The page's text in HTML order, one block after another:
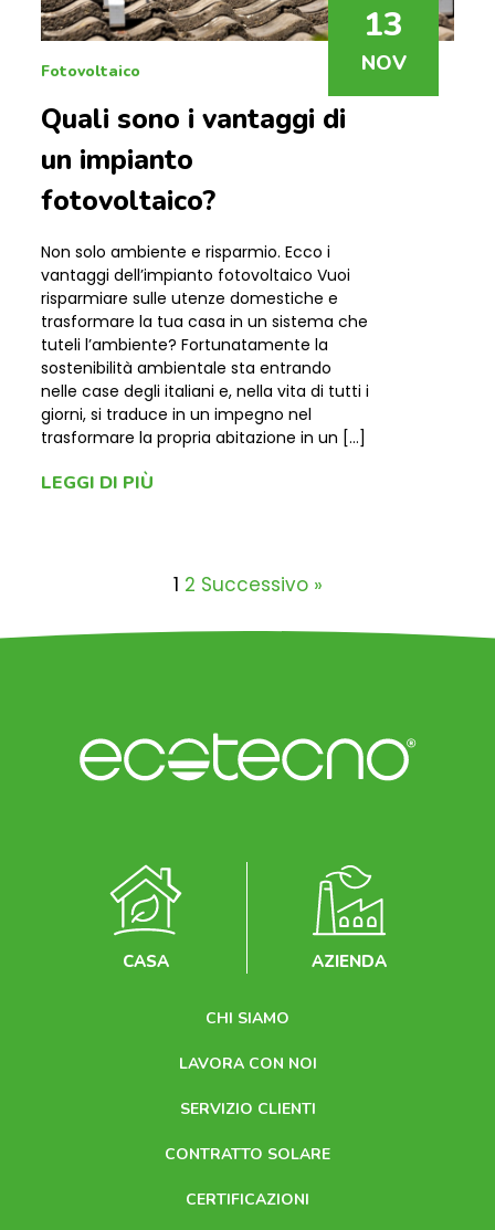
13
NOV
Fotovoltaico
Quali sono i vantaggi di
un impianto
fotovoltaico?
Non solo ambiente e risparmio. Ecco i
vantaggi dell’impianto fotovoltaico Vuoi
risparmiare sulle utenze domestiche e
trasformare la tua casa in un sistema che
tuteli l’ambiente? Fortunatamente la
sostenibilità ambientale sta entrando
nelle case degli italiani e, nella vita di tutti i
giorni, si traduce in un impegno nel
trasformare la propria abitazione in un […]
LEGGI DI PIÙ
1 2 Successivo »
CHI SIAMO
LAVORA CON NOI
SERVIZIO CLIENTI
CONTRATTO SOLARE
CERTIFICAZIONI
CASA AZIENDA